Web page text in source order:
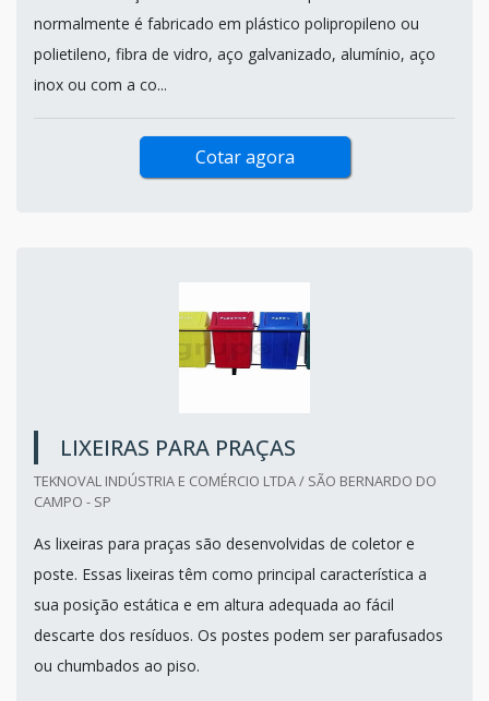
normalmente é fabricado em plástico polipropileno ou
polietileno, fibra de vidro, aço galvanizado, alumínio, aço
inox ou com a co...
Cotar agora
LIXEIRAS PARA PRAÇAS
TEKNOVAL INDÚSTRIA E COMÉRCIO LTDA / SÃO BERNARDO DO
CAMPO - SP
As lixeiras para praças são desenvolvidas de coletor e
poste. Essas lixeiras têm como principal característica a
sua posição estática e em altura adequada ao fácil
descarte dos resíduos. Os postes podem ser parafusados
ou chumbados ao piso.